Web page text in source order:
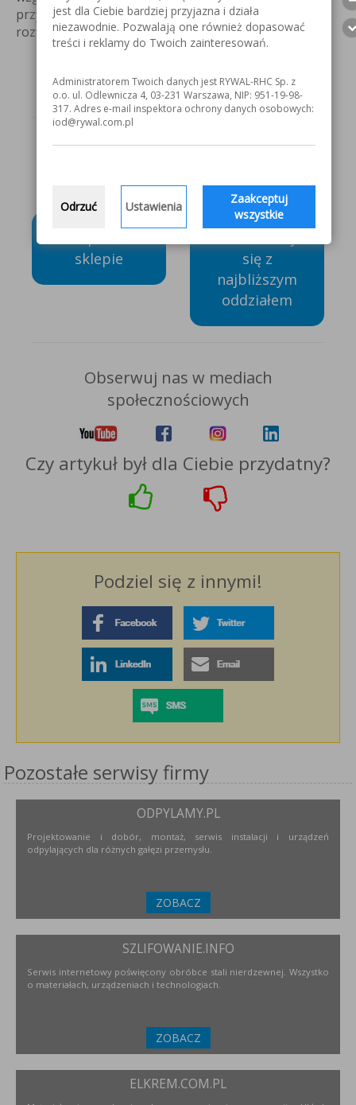
przyczyniają się do promowania zrównoważonego
rozwoju i dbałości o środowisko.
Broszura informacyjna (pdf)
Odpowiednie tarcze 3M™Cubitron 3
Zapraszamy do kontaktu!
sklepie
się z
najbliższym
oddziałem
Obserwuj nas w mediach
społecznościowych
Czy artykuł był dla Ciebie przydatny?
Podziel się z innymi!
Pozostałe serwisy firmy
ODPYLAMY.PL
Projektowanie i dobór, montaż, serwis instalacji i urządzeń
odpylających dla różnych gałęzi przemysłu.
ZOBACZ
SZLIFOWANIE.INFO
Serwis internetowy poświęcony obróbce stali nierdzewnej. Wszystko
o materiałach, urządzeniach i technologiach.
ZOBACZ
ELKREM.COM.PL
jest dla Ciebie bardziej przyjazna i działa
niezawodnie. Pozwalają one również dopasować
treści i reklamy do Twoich zainteresowań.
Administratorem Twoich danych jest RYWAL-RHC Sp. z
o.o. ul. Odlewnicza 4, 03-231 Warszawa, NIP: 951-19-98-
317. Adres e-mail inspektora ochrony danych osobowych:
iod@rywal.com.pl
Odrzuć Ustawienia
Zaakceptuj
wszystkie